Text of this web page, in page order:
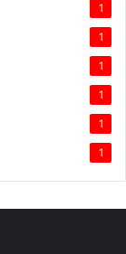
1
1
1
1
1
1